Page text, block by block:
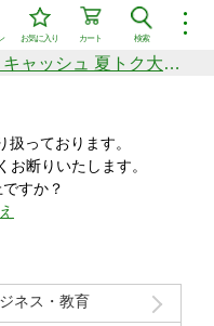
︙
検索
カート
お気に入り
リーズ
新着セール中商品
価格の高い順
総額50万円分が当たる！ビットキャッシュ 夏トク大感謝祭
っております。
お断りいたします。
すか？
ネス・教育